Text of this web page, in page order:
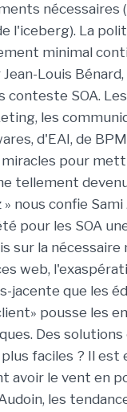
nécessaires
l'iceberg). La
minimal
Louis
conteste SOA.
les
d'EAI, de
pour
tellement
nous confie
pour les SOA
sur la
web,
jacente que les
pousse les
Des
faciles ? Il
avoir le vent en
les